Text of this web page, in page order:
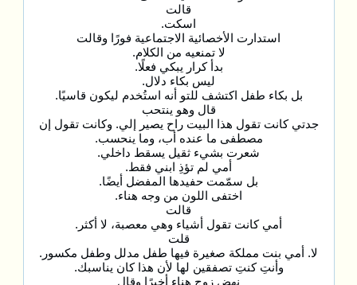
قالت
اسكت.
استدارت الأخصائية الاجتماعية فورًا وقالت
لا تمنعيه من الكلام.
بدأ كرار يبكي فعلًا.
ليس بكاء دلال.
بل بكاء طفل اكتشف للتو أنه استُخدم ليكون قاسيًا.
قال وهو ينتحب
جدتي كانت تقول هذا البيت راح يصير إلي. وكانت تقول إن
مصطفى ما عنده أب، وما ينحسب.
شعرت بشيء ثقيل يسقط داخلي.
أمي لم تؤذِ ابني فقط.
بل سمّمت حفيدها المفضل أيضًا.
اختفى اللون من وجه هناء.
قالت
أمي كانت تقول أشياء وهي معصبة، لا أكثر.
قلت
لا. أمي بنت مملكة صغيرة فيها طفل مدلل وطفل مكسور.
وأنتِ كنتِ تصفقين لها لأن هذا كان يناسبك.
نهض زوج هناء أخيرًا وقال